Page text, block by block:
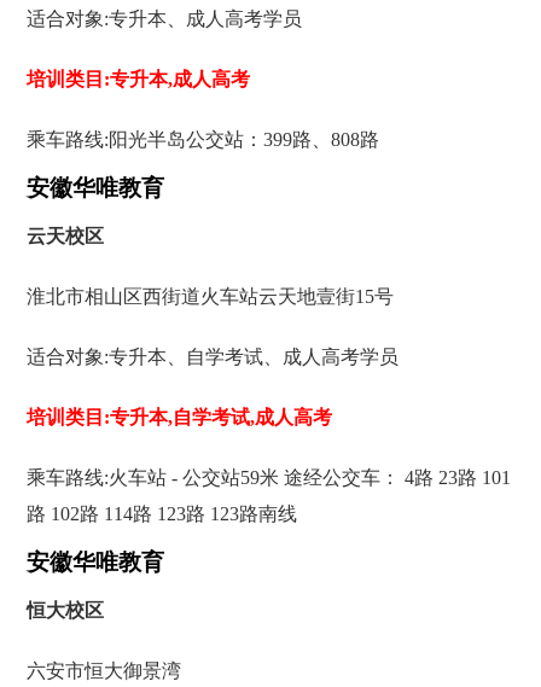
适合对象:专升本、成人高考学员
培训类目:专升本,成人高考
乘车路线:阳光半岛公交站：399路、808路
安徽华唯教育
云天校区
淮北市相山区西街道火车站云天地壹街15号
适合对象:专升本、自学考试、成人高考学员
培训类目:专升本,自学考试,成人高考
乘车路线:火车站 - 公交站59米 途经公交车： 4路 23路 101
路 102路 114路 123路 123路南线
安徽华唯教育
恒大校区
六安市恒大御景湾